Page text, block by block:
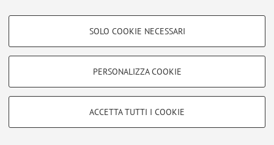
COOKIE DI PROFILAZIONE - FACOLTATIVI
COOKIE TECNICI - NECESSARI
Si tratta di cookie tecnici utilizzati, a titolo esemplificativo, per il corretto
SOLO COOKIE NECESSARI
PERSONALIZZA COOKIE
ACCETTA TUTTI I COOKIE